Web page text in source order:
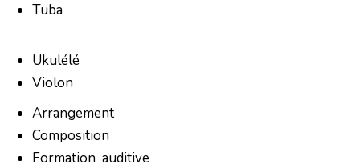
Tuba
Ukulélé
Violon
Arrangement
Composition
Formation auditive